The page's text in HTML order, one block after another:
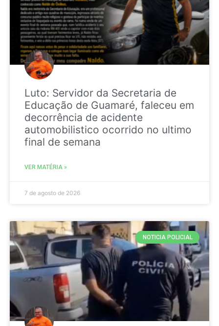
Luto: Servidor da Secretaria de
Educação de Guamaré, faleceu em
decorrência de acidente
automobilistico ocorrido no ultimo
final de semana
VER MATÉRIA »
7 de agosto de 2026
NOTICIA POLICIAL